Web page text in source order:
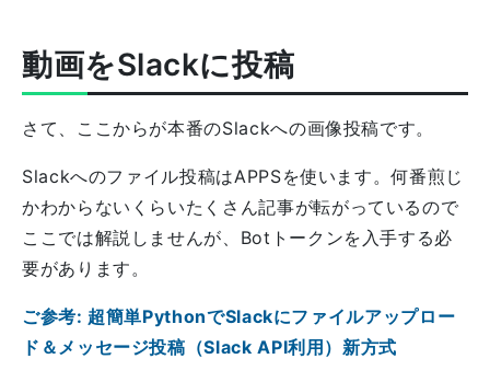
動画をSlackに投稿
さて、ここからが本番のSlackへの画像投稿です。
Slackへのファイル投稿はAPPSを使います。何番煎じ
かわからないくらいたくさん記事が転がっているので
ここでは解説しませんが、Botトークンを入手する必
要があります。
ご参考: 超簡単PythonでSlackにファイルアップロー
ド＆メッセージ投稿（Slack API利用）新方式